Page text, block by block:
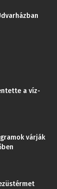
a víz-
várják